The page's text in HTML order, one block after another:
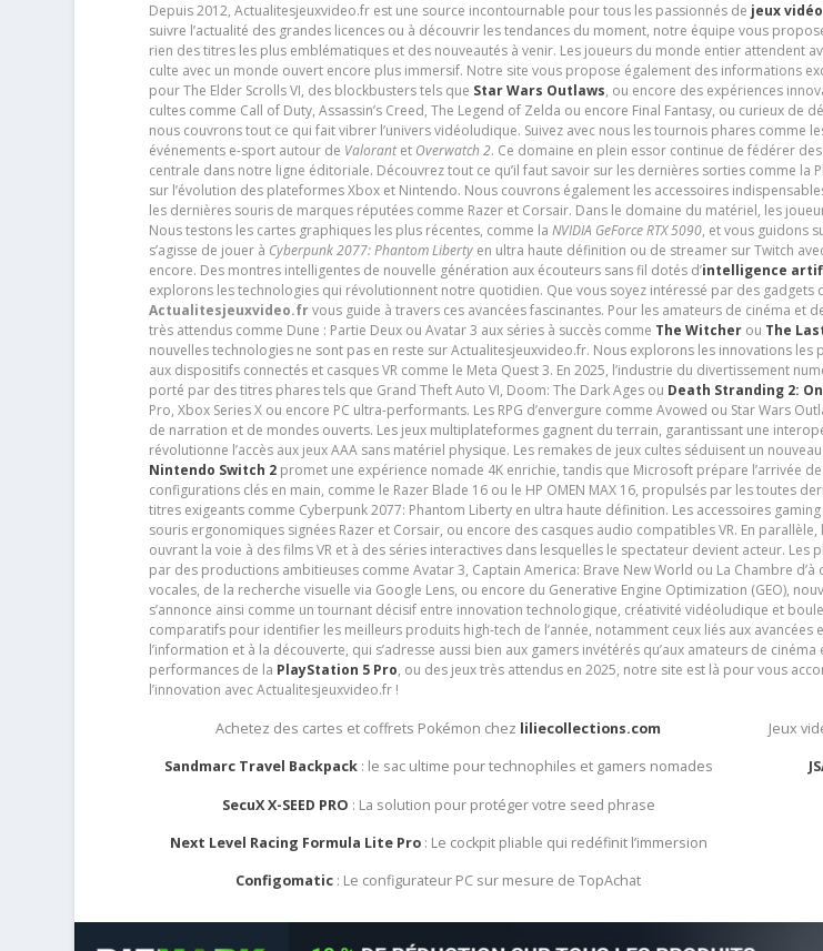
Depuis 2012, Actualitesjeuxvideo.fr est une source incontournable pour tous les passionnés de jeux vidéo
suivre l’actualité des grandes licences ou à découvrir les tendances du moment, notre équipe vous
rien des titres les plus emblématiques et des nouveautés à venir. Les joueurs du monde entier attendent
culte avec un monde ouvert encore plus immersif. Notre site vous propose également des informations
pour The Elder Scrolls VI, des blockbusters tels que Star Wars Outlaws, ou encore des expériences
cultes comme Call of Duty, Assassin’s Creed, The Legend of Zelda ou encore Final Fantasy, ou curieux
nous couvrons tout ce qui fait vibrer l’univers vidéoludique. Suivez avec nous les tournois phares comme
événements e-sport autour de Valorantet Overwatch 2. Ce domaine en plein essor continue de fédérer
centrale dans notre ligne éditoriale. Découvrez tout ce qu’il faut savoir sur les dernières sorties comme
sur l’évolution des plateformes Xbox et Nintendo. Nous couvrons également les accessoires
les dernières souris de marques réputées comme Razer et Corsair. Dans le domaine du matériel, les
Nous testons les cartes graphiques les plus récentes, comme la NVIDIA GeForce RTX 5090, et vous guidons
s’agisse de jouer à Cyberpunk 2077: Phantom Libertyen ultra haute définition ou de streamer sur Twitch
encore. Des montres intelligentes de nouvelle génération aux écouteurs sans fil dotés d’intelligence
explorons les technologies qui révolutionnent notre quotidien. Que vous soyez intéressé par des gadgets
Actualitesjeuxvideo.frvous guide à travers ces avancées fascinantes. Pour les amateurs de cinéma et
très attendus comme Dune : Partie Deux ou Avatar 3 aux séries à succès comme The Witcherou The
nouvelles technologies ne sont pas en reste sur Actualitesjeuxvideo.fr. Nous explorons les innovations les
aux dispositifs connectés et casques VR comme le Meta Quest 3. En 2025, l’industrie du divertissement
porté par des titres phares tels que Grand Theft Auto VI, Doom: The Dark Ages ou Death Stranding 2:
Pro, Xbox Series X ou encore PC ultra-performants. Les RPG d’envergure comme Avowed ou Star Wars
de narration et de mondes ouverts. Les jeux multiplateformes gagnent du terrain, garantissant une
révolutionne l’accès aux jeux AAA sans matériel physique. Les remakes de jeux cultes séduisent un
Nintendo Switch 2promet une expérience nomade 4K enrichie, tandis que Microsoft prépare l’arrivée
configurations clés en main, comme le Razer Blade 16 ou le HP OMEN MAX 16, propulsés par les toutes
titres exigeants comme Cyberpunk 2077: Phantom Liberty en ultra haute définition. Les accessoires
souris ergonomiques signées Razer et Corsair, ou encore des casques audio compatibles VR. En
ouvrant la voie à des films VR et à des séries interactives dans lesquelles le spectateur devient acteur.
par des productions ambitieuses comme Avatar 3, Captain America: Brave New World ou La Chambre
vocales, de la recherche visuelle via Google Lens, ou encore du Generative Engine Optimization (GEO),
s’annonce ainsi comme un tournant décisif entre innovation technologique, créativité vidéoludique et
comparatifs pour identifier les meilleurs produits high-tech de l’année, notamment ceux liés aux avancées
l’information et à la découverte, qui s’adresse aussi bien aux gamers invétérés qu’aux amateurs de
performances de la PlayStation 5 Pro, ou des jeux très attendus en 2025, notre site est là pour vous
l’innovation avec Actualitesjeuxvideo.fr !
Achetez des cartes et coffrets Pokémon chez liliecollections.com
Sandmarc Travel Backpack: le sac ultime pour technophiles et gamers nomades
SecuX X-SEED PRO : La solution pour protéger votre seed phrase
Next Level Racing Formula Lite Pro: Le cockpit pliable qui redéfinit l’immersion
Configomatic : Le configurateur PC sur mesure de TopAchat
Jeux